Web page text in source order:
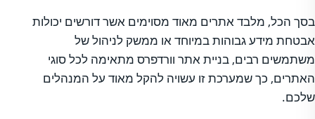
בסך הכל, מלבד אתרים מאוד מסוימים אשר דורשים יכולות
אבטחת מידע גבוהות במיוחד או ממשק לניהול של
משתמשים רבים, בניית אתר וורדפרס מתאימה לכל סוגי
האתרים, כך שמערכת זו עשויה להקל מאוד על המנהלים
שלכם.